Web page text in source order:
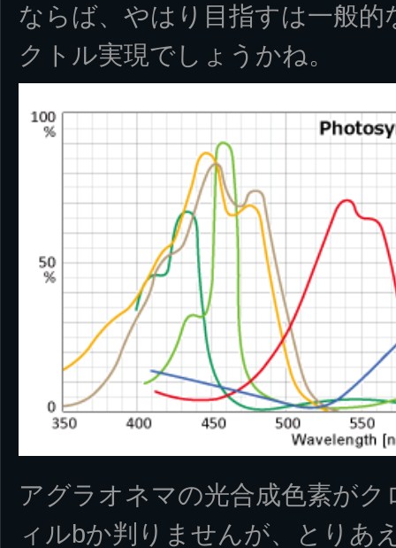
ならば、やはり目指すは一般的
クトル実現でしょうかね。
アグラオネマの光合成色素が
ィルbか判りませんが、とりあ